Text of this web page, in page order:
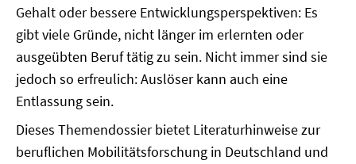
Gehalt oder bessere Entwicklungsperspektiven: Es
gibt viele Gründe, nicht länger im erlernten oder
ausgeübten Beruf tätig zu sein. Nicht immer sind sie
jedoch so erfreulich: Auslöser kann auch eine
Entlassung sein.
Dieses Themendossier bietet Literaturhinweise zur
beruflichen Mobilitätsforschung in Deutschland und